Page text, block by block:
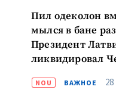
Пил одеколон
мылся в бане
Президент
ликвидировал
NOU ВАЖНОЕ